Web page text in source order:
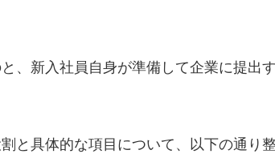
、新入社員自身が準備して企業に提出
と具体的な項目について、以下の通り